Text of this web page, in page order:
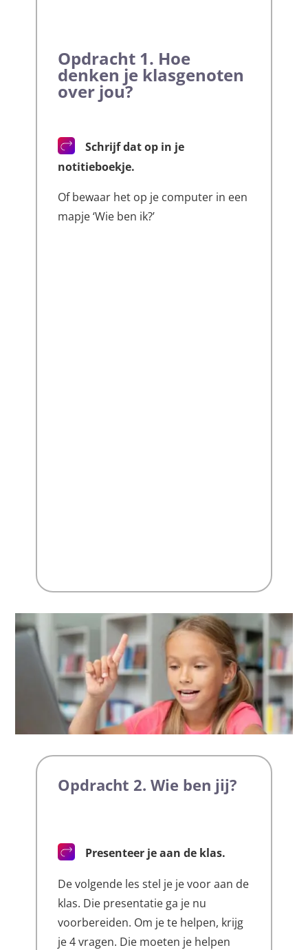
Opdracht 1. Hoe
denken je klasgenoten
over jou?
Schrijf dat op in je
notitieboekje.
Of bewaar het op je computer in een
mapje ‘Wie ben ik?’
Opdracht 2. Wie ben jij?
Presenteer je aan de klas.
De volgende les stel je je voor aan de
klas. Die presentatie ga je nu
voorbereiden. Om je te helpen, krijg
je 4 vragen. Die moeten je helpen